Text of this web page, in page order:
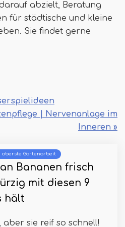
abzielt, Beratung
für städtische und kleine
Sie findet gerne
| Nervenanlage im
Inneren »
oberste Gartenarbeit
Bananen frisch
mit diesen 9
hält
aber sie reif so schnell!